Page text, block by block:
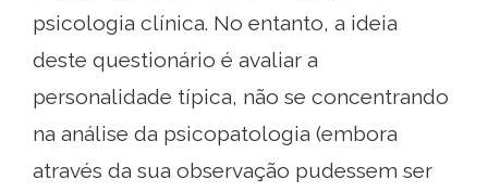
psicologia clínica. No entanto, a ideia
deste questionário é avaliar a
personalidade típica, não se concentrando
na análise da psicopatologia (embora
através da sua observação pudessem ser